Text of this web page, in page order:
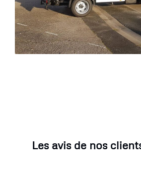
Les avis de nos